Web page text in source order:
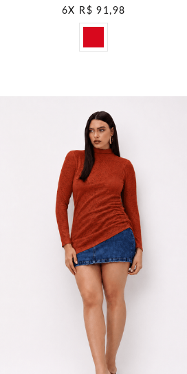
6X R$ 91,98